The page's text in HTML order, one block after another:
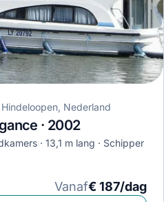
Nederland
· 2002
13,1 m lang
Schipper
Vanaf€ 187/dag